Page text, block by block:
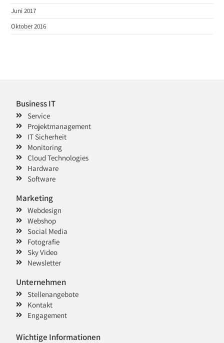
Juni 2017
Oktober 2016
Business IT
Service
Projektmanagement
IT Sicherheit
Monitoring
Cloud Technologies
Hardware
Software
Marketing
Webdesign
Webshop
Social Media
Fotografie
Sky Video
Newsletter
Unternehmen
Stellenangebote
Kontakt
Engagement
Wichtige Informationen